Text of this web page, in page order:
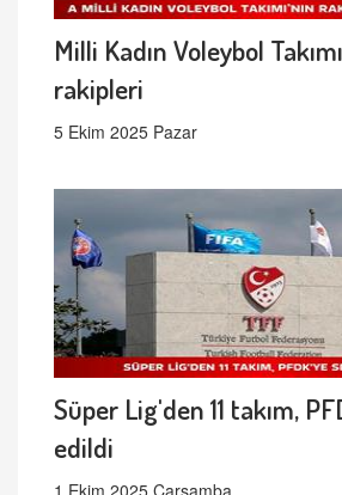
Milli Kadın Voleybol
rakipleri
5 Ekim 2025 Pazar
Süper Lig'den 11 takım,
edildi
1 Ekim 2025 Çarşamba